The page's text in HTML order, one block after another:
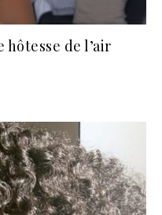
de l’air